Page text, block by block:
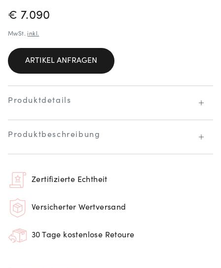
PREISINFORMATIONEN
€ 7.090
MwSt. inkl.
ARTIKEL ANFRAGEN
Produktdetails
Produktbeschreibung
Zertifizierte Echtheit
Versicherter Wertversand
30 Tage kostenlose Retoure